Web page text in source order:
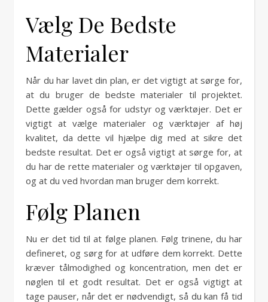
Vælg De Bedste
Materialer
Når du har lavet din plan, er det vigtigt at sørge for,
at du bruger de bedste materialer til projektet.
Dette gælder også for udstyr og værktøjer. Det er
vigtigt at vælge materialer og værktøjer af høj
kvalitet, da dette vil hjælpe dig med at sikre det
bedste resultat. Det er også vigtigt at sørge for, at
du har de rette materialer og værktøjer til opgaven,
og at du ved hvordan man bruger dem korrekt.
Følg Planen
Nu er det tid til at følge planen. Følg trinene, du har
defineret, og sørg for at udføre dem korrekt. Dette
kræver tålmodighed og koncentration, men det er
nøglen til et godt resultat. Det er også vigtigt at
tage pauser, når det er nødvendigt, så du kan få tid